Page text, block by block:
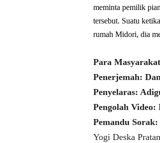
meminta pemilik
tersebut. Suatu
rumah Midori, dia
Para
Penerjemah:
Penyelaras:
Pengolah Video:
Pemandu Sorak:
Yogi Deska